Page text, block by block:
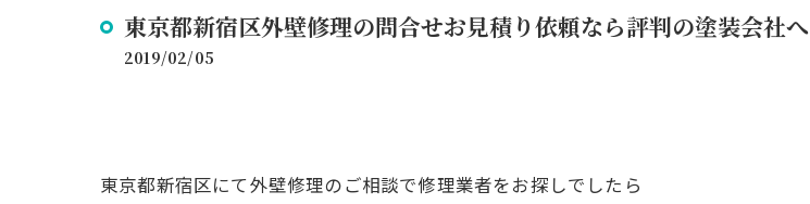
東京都新宿区外壁修理の問合せお見積り依頼なら評判の塗装会社へ
2019/02/05
東京都新宿区にて外壁修理のご相談で修理業者をお探しでしたら